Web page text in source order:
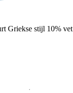
Griekse stijl 10% vet